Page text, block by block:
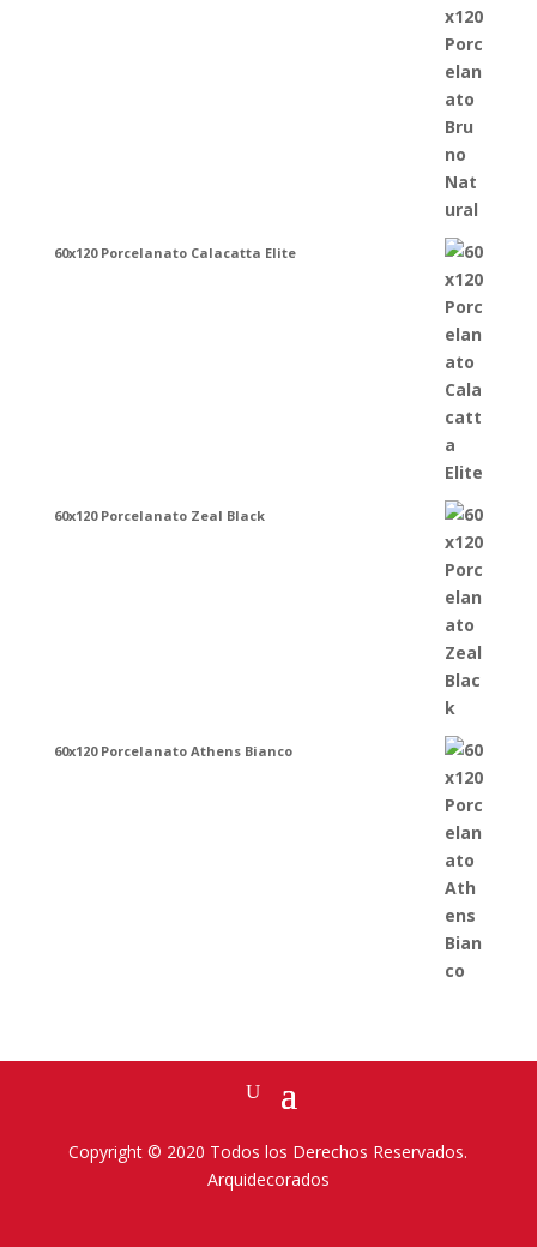
60x120 Porcelanato Calacatta Elite
60x120 Porcelanato Zeal Black
60x120 Porcelanato Athens Bianco
Copyright © 2020 Todos los Derechos Reservados.
Arquidecorados